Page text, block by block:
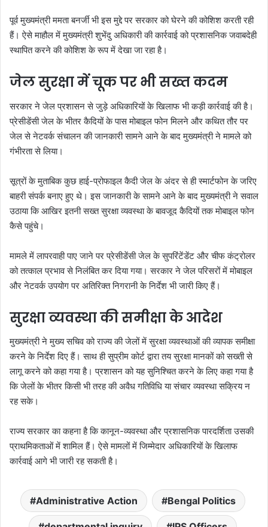
पूर्व मुख्यमंत्री ममता बनर्जी भी इस मुद्दे पर सरकार को घेरने की कोशिश करती रही
हैं। ऐसे माहौल में मुख्यमंत्री शुभेंदु अधिकारी की कार्रवाई को प्रशासनिक जवाबदेही
स्थापित करने की कोशिश के रूप में देखा जा रहा है।
जेल सुरक्षा में चूक पर भी सख्त कदम
सरकार ने जेल प्रशासन से जुड़े अधिकारियों के खिलाफ भी कड़ी कार्रवाई की है।
प्रेसीडेंसी जेल के भीतर कैदियों के पास मोबाइल फोन मिलने और कथित तौर पर
जेल से नेटवर्क संचालन की जानकारी सामने आने के बाद मुख्यमंत्री ने मामले को
गंभीरता से लिया।
सूत्रों के मुताबिक कुछ हाई-प्रोफाइल कैदी जेल के अंदर से ही स्मार्टफोन के जरिए
बाहरी संपर्क बनाए हुए थे। इस जानकारी के सामने आने के बाद मुख्यमंत्री ने सवाल
उठाया कि आखिर इतनी सख्त सुरक्षा व्यवस्था के बावजूद कैदियों तक मोबाइल फोन
कैसे पहुंचे।
मामले में लापरवाही पाए जाने पर प्रेसीडेंसी जेल के सुपरिंटेंडेंट और चीफ कंट्रोलर
को तत्काल प्रभाव से निलंबित कर दिया गया। सरकार ने जेल परिसरों में मोबाइल
और नेटवर्क उपयोग पर अतिरिक्त निगरानी के निर्देश भी जारी किए हैं।
सुरक्षा व्यवस्था की समीक्षा के आदेश
मुख्यमंत्री ने मुख्य सचिव को राज्य की जेलों में सुरक्षा व्यवस्थाओं की व्यापक समीक्षा
करने के निर्देश दिए हैं। साथ ही सुप्रीम कोर्ट द्वारा तय सुरक्षा मानकों को सख्ती से
लागू करने को कहा गया है। प्रशासन को यह सुनिश्चित करने के लिए कहा गया है
कि जेलों के भीतर किसी भी तरह की अवैध गतिविधि या संचार व्यवस्था सक्रिय न
रह सके।
राज्य सरकार का कहना है कि कानून-व्यवस्था और प्रशासनिक पारदर्शिता उसकी
प्राथमिकताओं में शामिल हैं। ऐसे मामलों में जिम्मेदार अधिकारियों के खिलाफ
कार्रवाई आगे भी जारी रह सकती है।
Administrative Action Bengal Politics